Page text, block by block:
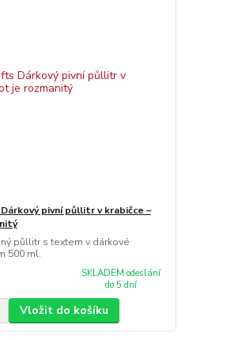
pivní půllitr v krabičce –
půllitr s textem v dárkové
500 ml.
SKLADEM odeslání
do 5 dní
Vložit do košíku